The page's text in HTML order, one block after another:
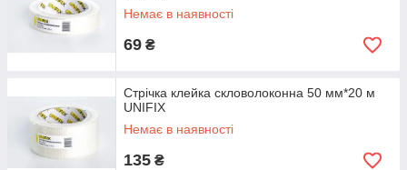
Немає в наявності
69 ₴
Стрічка клейка скловолоконна 50 мм*20 м
UNIFIX
Немає в наявності
135 ₴